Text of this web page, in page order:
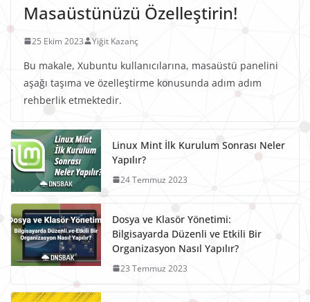
Masaüstünüzü Özelleştirin!
25 Ekim 2023 Yiğit Kazanç
Bu makale, Xubuntu kullanıcılarına, masaüstü panelini
aşağı taşıma ve özelleştirme konusunda adım adım
rehberlik etmektedir.
Linux Mint İlk Kurulum Sonrası Neler
Yapılır?
24 Temmuz 2023
Dosya ve Klasör Yönetimi:
Bilgisayarda Düzenli ve Etkili Bir
Organizasyon Nasıl Yapılır?
23 Temmuz 2023